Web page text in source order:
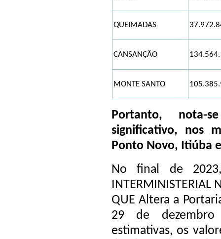
QUEIMADAS
CANSANÇÃO
MONTE SANTO
Portanto, nota-
significativo, nos
Ponto Novo, Itiúba
No final de
INTERMINISTERIAL
QUE Altera a
29 de
estimativas, os